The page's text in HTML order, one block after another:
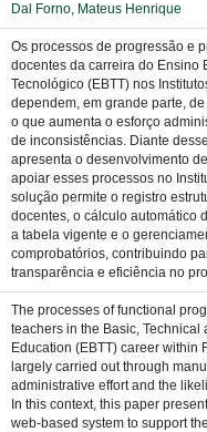
Dal Forno, Mateus Henrique
Os processos de progressão e
docentes da carreira do Ensino
Tecnológico (EBTT) nos
dependem, em grande parte,
o que aumenta o esforço
de inconsistências. Diante
apresenta o desenvolvimento
apoiar esses processos no
solução permite o registro
docentes, o cálculo automático
a tabela vigente e o
comprobatórios, contribuindo
transparência e eficiência no
The processes of functional
teachers in the Basic, Technical
Education (EBTT) career within
largely carried out through
administrative effort and the
In this context, this paper
web-based system to support